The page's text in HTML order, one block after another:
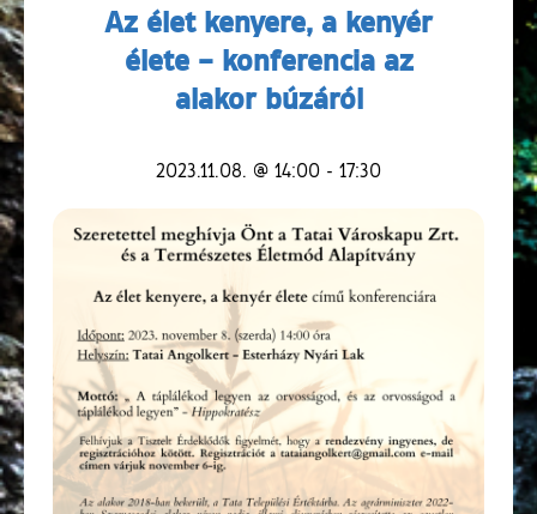
Az élet kenyere, a kenyér
élete – konferencia az
alakor búzáról
2023.11.08. @ 14:00 - 17:30